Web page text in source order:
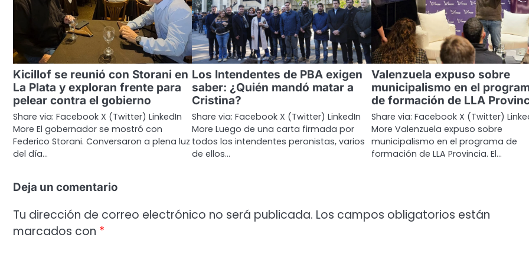
Kicillof se reunió con Storani en
La Plata y exploran frente para
pelear contra el gobierno
Share via: Facebook X (Twitter) LinkedIn
More El gobernador se mostró con
Federico Storani. Conversaron a plena luz
del día…
Los Intendentes de PBA exigen
saber: ¿Quién mandó matar a
Cristina?
Share via: Facebook X (Twitter) LinkedIn
More Luego de una carta firmada por
todos los intendentes peronistas, varios
de ellos…
Valenzuela expuso sobre
municipalismo en el
de formación de LLA
Share via: Facebook X (Twitter)
More Valenzuela expuso sobre
municipalismo en el programa de
formación de LLA Provincia. El…
Deja un comentario
Tu dirección de correo electrónico no será publicada. Los campos obligatorios están
marcados con *